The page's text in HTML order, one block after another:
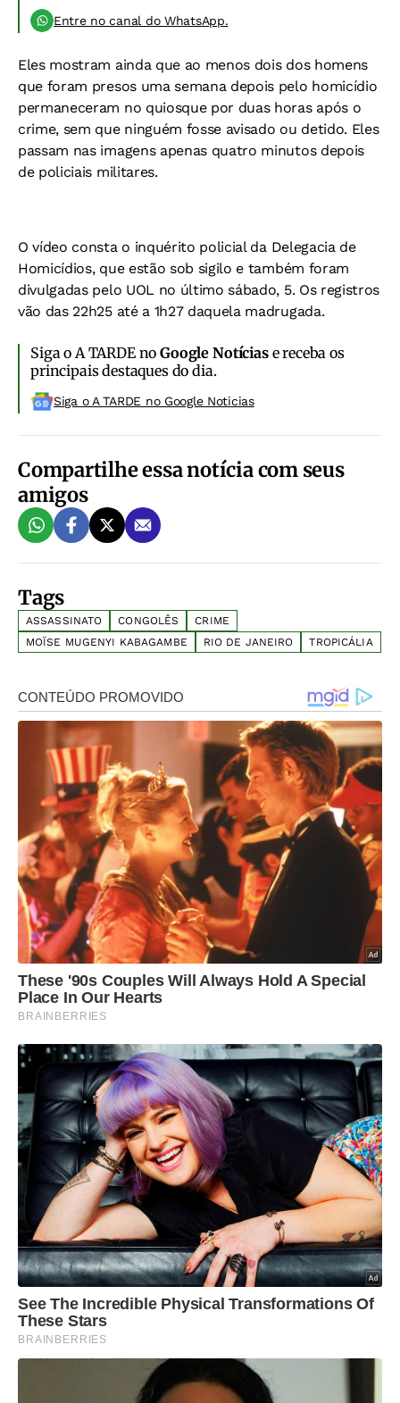
Entre no canal do WhatsApp.
Eles mostram ainda que ao menos dois dos homens
que foram presos uma semana depois pelo homicídio
permaneceram no quiosque por duas horas após o
crime, sem que ninguém fosse avisado ou detido. Eles
passam nas imagens apenas quatro minutos depois
de policiais militares.
O vídeo consta o inquérito policial da Delegacia de
Homicídios, que estão sob sigilo e também foram
divulgadas pelo UOL no último sábado, 5. Os registros
vão das 22h25 até a 1h27 daquela madrugada.
Siga o A TARDE noGoogle Notíciase receba os
principais destaques do dia.
Siga o A TARDE no Google Noticias
Compartilhe essa notícia com seus
amigos
Tags
ASSASSINATO CONGOLÊS
CRIME
MOÏSE MUGENYI KABAGAMBE
RIO DE JANEIRO TROPICÁLIA